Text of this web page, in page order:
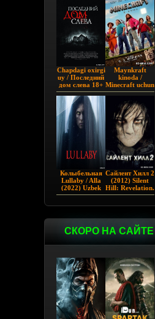
Chapdagi oxirgi
uy / Последний
дом слева 18+
(2009)
Maynkraft
kinoda /
Minecraft uchun
film / Maygiraft
2025 AQSH
filmi
Колыбельная
Lullaby / Alla
(2022) Uzbek
tilida
Сайлент Хилл 2
(2012) Silent
Hill: Revelation.
СКОРО НА САЙТЕ